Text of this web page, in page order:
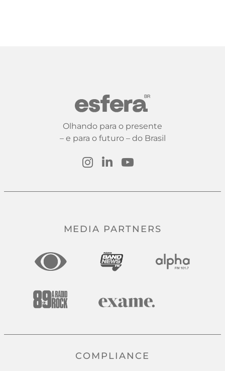
Olhando para o presente
– e para o futuro – do Brasil
MEDIA PARTNERS
COMPLIANCE